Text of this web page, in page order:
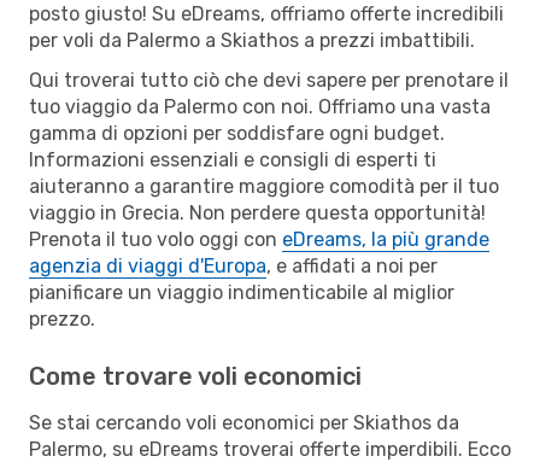
posto giusto! Su eDreams, offriamo offerte incredibili
per voli da Palermo a Skiathos a prezzi imbattibili.
Qui troverai tutto ciò che devi sapere per prenotare il
tuo viaggio da Palermo con noi. Offriamo una vasta
gamma di opzioni per soddisfare ogni budget.
Informazioni essenziali e consigli di esperti ti
aiuteranno a garantire maggiore comodità per il tuo
viaggio in Grecia. Non perdere questa opportunità!
Prenota il tuo volo oggi con eDreams, la più grande
agenzia di viaggi d'Europa, e affidati a noi per
pianificare un viaggio indimenticabile al miglior
prezzo.
Come trovare voli economici
Se stai cercando voli economici per Skiathos da
Palermo, su eDreams troverai offerte imperdibili. Ecco